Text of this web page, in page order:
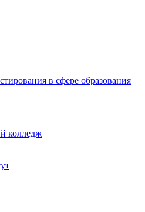
в сфере образования
колледж